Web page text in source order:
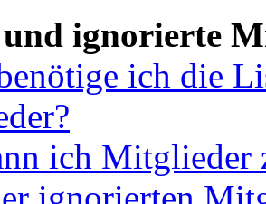
ignorierte
ich die
ich Mitglieder